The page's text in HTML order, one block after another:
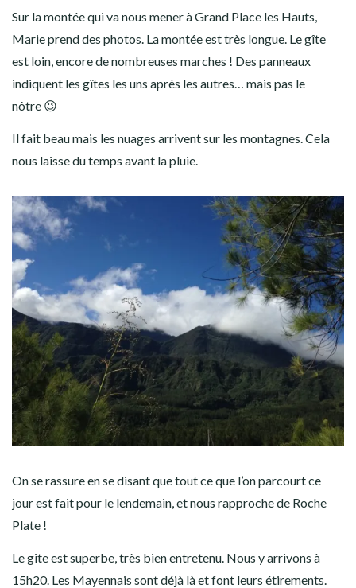
Sur la montée qui va nous mener à Grand Place les Hauts,
Marie prend des photos. La montée est très longue. Le gîte
est loin, encore de nombreuses marches ! Des panneaux
indiquent les gîtes les uns après les autres… mais pas le
nôtre 😉
Il fait beau mais les nuages arrivent sur les montagnes. Cela
nous laisse du temps avant la pluie.
On se rassure en se disant que tout ce que l’on parcourt ce
jour est fait pour le lendemain, et nous rapproche de Roche
Plate !
Le gite est superbe, très bien entretenu. Nous y arrivons à
15h20. Les Mayennais sont déjà là et font leurs étirements.